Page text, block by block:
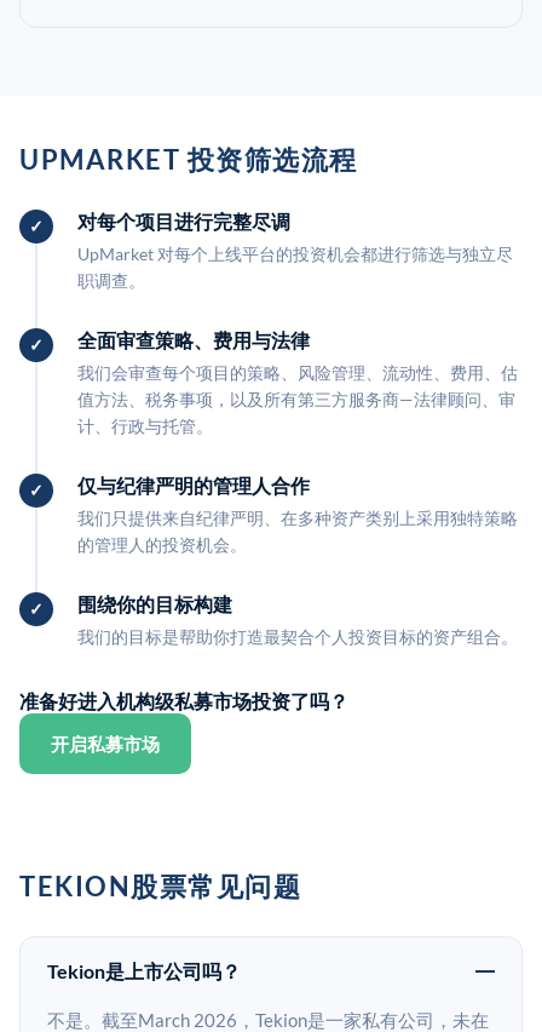
UPMARKET 投资筛选流程
对每个项目进行完整尽调
UpMarket 对每个上线平台的投资机会都进行筛选与独立尽
职调查。
全面审查策略、费用与法律
我们会审查每个项目的策略、风险管理、流动性、费用、估
值方法、税务事项，以及所有第三方服务商—法律顾问、审
计、行政与托管。
仅与纪律严明的管理人合作
我们只提供来自纪律严明、在多种资产类别上采用独特策略
的管理人的投资机会。
围绕你的目标构建
我们的目标是帮助你打造最契合个人投资目标的资产组合。
准备好进入机构级私募市场投资了吗？
开启私募市场
TEKION股票常见问题
Tekion是上市公司吗？
不是。截至March 2026，Tekion是一家私有公司，未在